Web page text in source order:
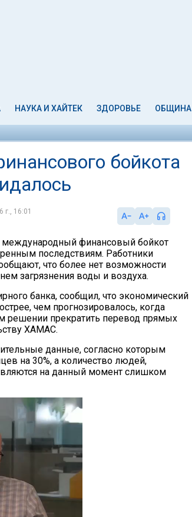
НАУКА И ХАЙТЕК ЗДОРОВЬЕ ОБЩИНА
бойкота
16:01
международный финансовый бойкот
последствиям. Работники
что более нет возможности
загрязнения воды и воздуха.
банка, сообщил, что экономический
чем прогнозировалось, когда
решении прекратить перевод прямых
ХАМАС.
данные, согласно которым
на 30%, а количество людей,
на данный момент слишком